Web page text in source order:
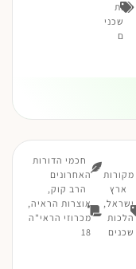
ות
שכני
ם
מקורות
ארץ
ישראל,
הלכות
שכנים
חכמי הדורות
האחרונים
הרב קוק,
אוצרות הראיה,
מכרוזי הראי"ה
18